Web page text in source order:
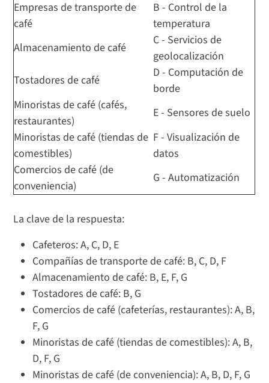
Empresas de transporte de
café
B - Control de la
temperatura
Almacenamiento de café
C - Servicios de
geolocalización
Tostadores de café
D - Computación de
borde
Minoristas de café (cafés,
restaurantes)
E - Sensores de suelo
Minoristas de café (tiendas de
comestibles)
F - Visualización de
datos
Comercios de café (de
conveniencia)
G - Automatización
La clave de la respuesta:
Cafeteros: A, C, D, E
Compañías de transporte de café: B, C, D, F
Almacenamiento de café: B, E, F, G
Tostadores de café: B, G
Comercios de café (cafeterías, restaurantes): A, B,
F, G
Minoristas de café (tiendas de comestibles): A, B,
D, F, G
Minoristas de café (de conveniencia): A, B, D, F, G